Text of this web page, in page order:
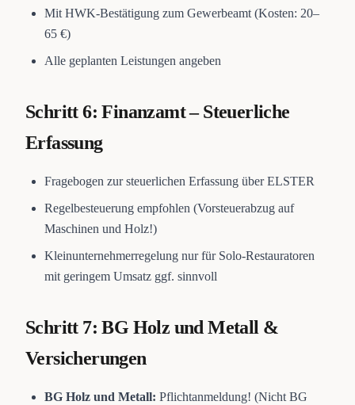
Mit HWK-Bestätigung zum Gewerbeamt (Kosten: 20–
65 €)
Alle geplanten Leistungen angeben
Schritt 6: Finanzamt – Steuerliche
Erfassung
Fragebogen zur steuerlichen Erfassung über ELSTER
Regelbesteuerung empfohlen (Vorsteuerabzug auf
Maschinen und Holz!)
Kleinunternehmerregelung nur für Solo-Restauratoren
mit geringem Umsatz ggf. sinnvoll
Schritt 7: BG Holz und Metall &
Versicherungen
BG Holz und Metall: Pflichtanmeldung! (Nicht BG